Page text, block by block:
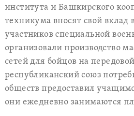
института и Башкирского
техникума вносят свой вклад
участников специальной
организовали производство
сетей для бойцов на
республиканский союз
обществ предоставил
они ежедневно занимаются